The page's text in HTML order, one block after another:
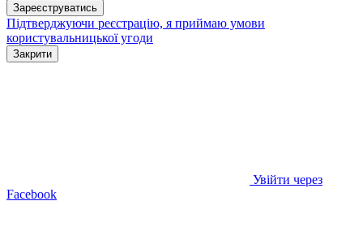
Зареєструватись
Підтверджуючи реєстрацію, я приймаю умови
користувальницької угоди
Закрити
Увійти через
Facebook